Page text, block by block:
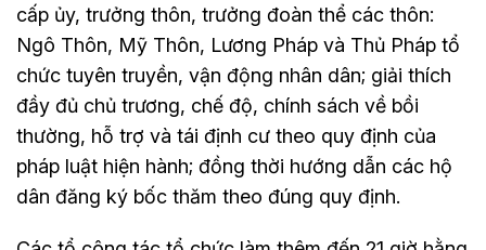
cấp ủy, trưởng thôn, trưởng đoàn thể các thôn:
Ngô Thôn, Mỹ Thôn, Lương Pháp và Thủ Pháp tổ
chức tuyên truyền, vận động nhân dân; giải thích
đầy đủ chủ trương, chế độ, chính sách về bồi
thường, hỗ trợ và tái định cư theo quy định của
pháp luật hiện hành; đồng thời hướng dẫn các hộ
dân đăng ký bốc thăm theo đúng quy định.